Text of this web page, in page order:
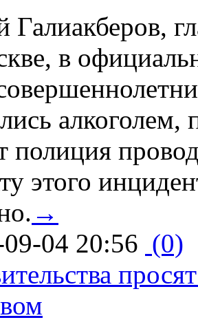
Галиакберов,
в
полиция
этого
→
04 20:56 (0)